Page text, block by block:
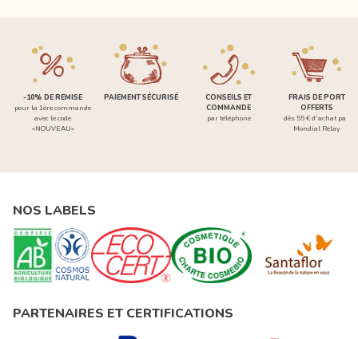
-10% DE REMISE
pour la 1ère commande
avec le code
«NOUVEAU»
PAIEMENT SÉCURISÉ
CONSEILS ET
COMMANDE
par téléphone
FRAIS DE PORT
OFFERTS
dès 55 € d'achat par
Mondial Relay
NOS LABELS
PARTENAIRES ET CERTIFICATIONS